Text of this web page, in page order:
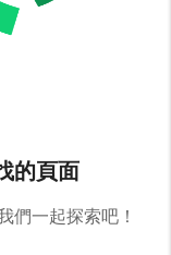
的頁面
們一起探索吧！